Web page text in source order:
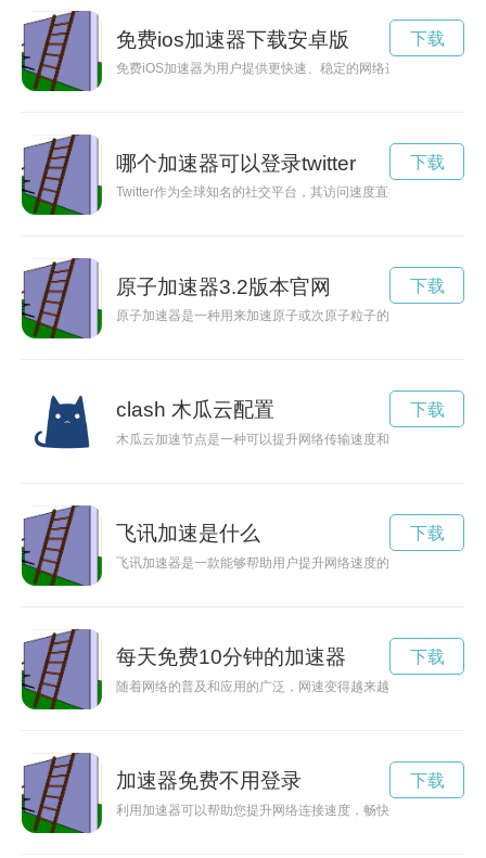
免费ios加速器下载安卓版
免费iOS加速器为用户提供更快速、稳定的网络连接体验，让您
下载
哪个加速器可以登录twitter
Twitter作为全球知名的社交平台，其访问速度直接影响着用户
下载
原子加速器3.2版本官网
原子加速器是一种用来加速原子或次原子粒子的设备，被广泛
下载
clash 木瓜云配置
木瓜云加速节点是一种可以提升网络传输速度和优化网络连接
下载
飞讯加速是什么
飞讯加速器是一款能够帮助用户提升网络速度的软件，下载安
下载
每天免费10分钟的加速器
随着网络的普及和应用的广泛，网速变得越来越重要。为了给
下载
加速器免费不用登录
利用加速器可以帮助您提升网络连接速度，畅快地浏览各类网
下载